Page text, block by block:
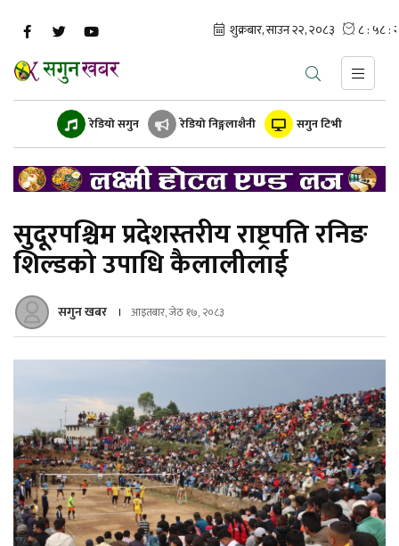
रेडियो सगुन रेडियो निङ्गलाशैनी सगुन टिभी
सुदूरपश्चिम प्रदेशस्तरीय राष्ट्रपति रनिङ
शिल्डको उपाधि कैलालीलाई
सगुन खबर आइतबार, जेठ १७, २०८३